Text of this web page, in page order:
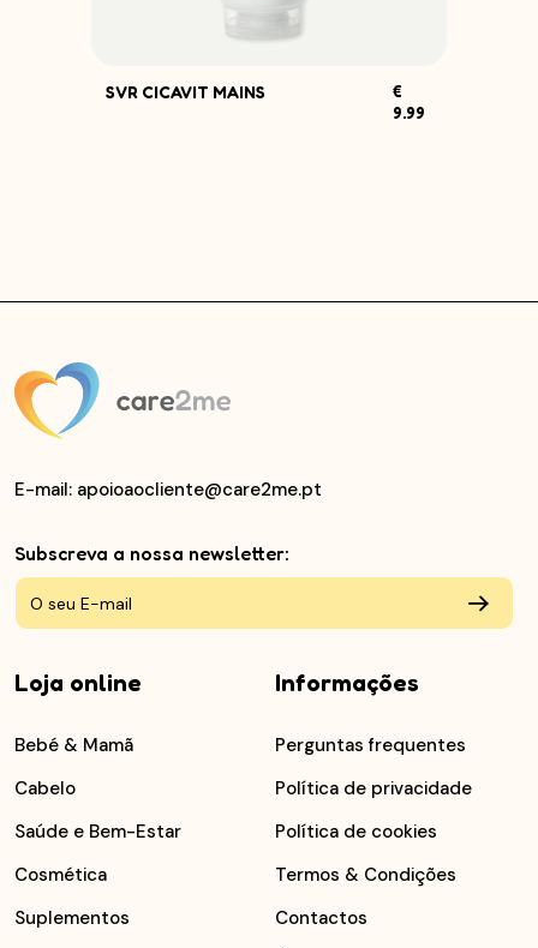
SVR CICAVIT MAINS
€
9.99
E-mail: apoioaocliente@care2me.pt
Subscreva a nossa newsletter:
Loja online
Bebé & Mamã
Cabelo
Saúde e Bem-Estar
Cosmética
Suplementos
Informações
Perguntas frequentes
Política de privacidade
Política de cookies
Termos & Condições
Contactos